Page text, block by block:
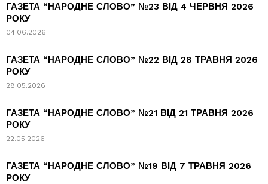
ГАЗЕТА “НАРОДНЕ СЛОВО” №23 ВІД 4 ЧЕРВНЯ 2026
РОКУ
04.06.2026
ГАЗЕТА “НАРОДНЕ СЛОВО” №22 ВІД 28 ТРАВНЯ 2026
РОКУ
28.05.2026
ГАЗЕТА “НАРОДНЕ СЛОВО” №21 ВІД 21 ТРАВНЯ 2026
РОКУ
22.05.2026
ГАЗЕТА “НАРОДНЕ СЛОВО” №19 ВІД 7 ТРАВНЯ 2026
РОКУ